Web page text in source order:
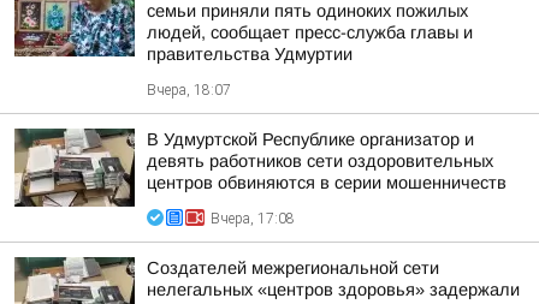
семьи приняли пять одиноких пожилых
людей, сообщает пресс-служба главы и
правительства Удмуртии
Вчера, 18:07
В Удмуртской Республике организатор и
девять работников сети оздоровительных
центров обвиняются в серии мошенничеств
Вчера, 17:08
Создателей межрегиональной сети
нелегальных «центров здоровья» задержали